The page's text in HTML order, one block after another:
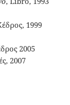
1999
2005
2007